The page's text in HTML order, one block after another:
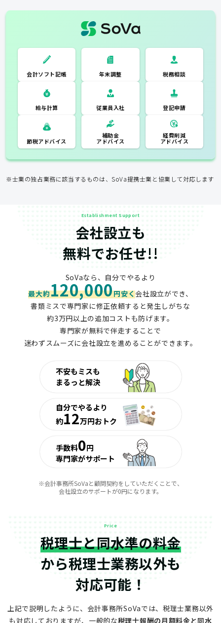
一般的な税理士
会計ソフト記
帳 年末調整 税務相談
会計ソフト記帳
年末調整
税務相談
給与計算
従業員入社
登記申請
節税アドバイス
補助金
アドバイス
アドバイス
※士業の独占業務に該当するものは、SoVa提携士業と協業して対応します
Establishment Support
会社設立も
無料でお任せ!!
SoVaなら、自分でやるより
最大約120,000円安く会社設立ができ、
書類ミスで専門家に修正依頼すると発生しがちな
約3万円以上の追加コストも防げます。
専門家が無料で伴走することで
迷わずスムーズに会社設立を進めることができます。
不安もミスも
まるっと解決
自分でやるより
約12万円おトク
手数料0円
専門家がサポート
※会計事務所SoVaと顧問契約をしていただくことで、
会社設立のサポートが0円になります。
Price
税理士と同水準の料金
から税理士業務以外も
対応可能！
上記で説明したように、会計事務所SoVaでは、税理士業務以外
も対応しておりますが、 一般的な税理士報酬の月額料金と同水